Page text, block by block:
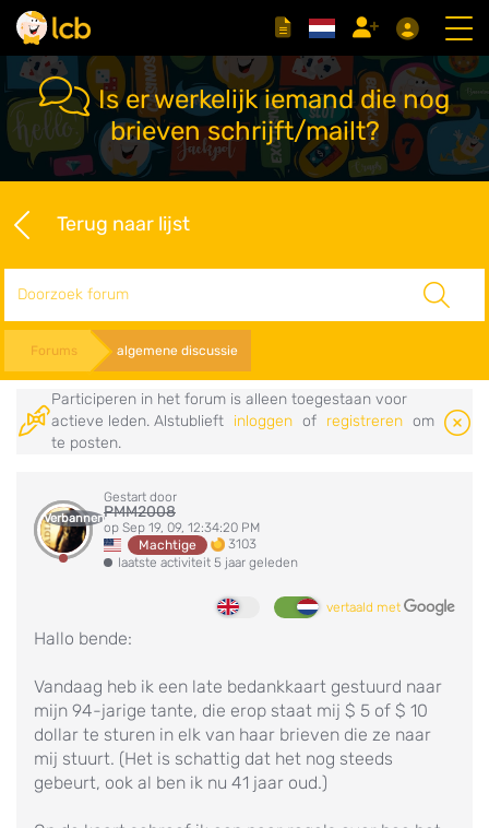
Is er werkelijk iemand die nog
brieven schrijft/mailt?
Terug naar lijst
Forums algemene discussie
Participeren in het forum is alleen toegestaan voor
actieve leden. Alstublieft inloggen of registreren om
te posten.
Verbannen
Gestart door
PMM2008
op Sep 19, 09, 12:34:20 PM
Machtige
3103
laatste activiteit 5 jaar geleden
vertaald met
Hallo bende:
Vandaag heb ik een late bedankkaart gestuurd naar
mijn 94-jarige tante, die erop staat mij $ 5 of $ 10
dollar te sturen in elk van haar brieven die ze naar
mij stuurt. (Het is schattig dat het nog steeds
gebeurt, ook al ben ik nu 41 jaar oud.)